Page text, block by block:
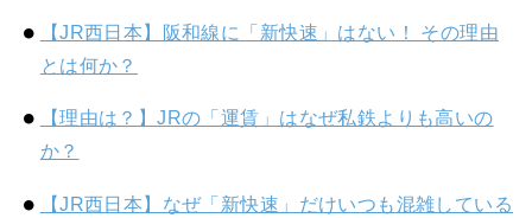
【JR西日本】阪和線に「新快速」はない！ その理由
とは何か？
【理由は？】JRの「運賃」はなぜ私鉄よりも高いの
か？
【JR西日本】なぜ「新快速」だけいつも混雑している